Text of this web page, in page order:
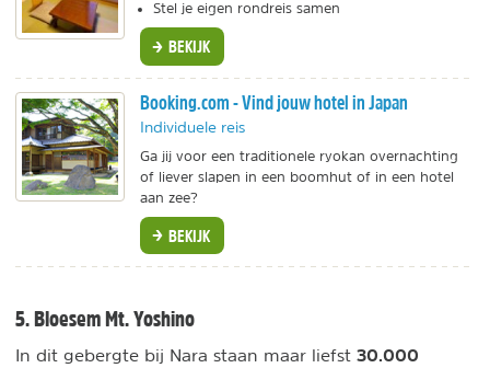
Stel je eigen rondreis samen
BEKIJK
Booking.com - Vind jouw hotel in Japan
Individuele reis
Ga jij voor een traditionele ryokan overnachting
of liever slapen in een boomhut of in een hotel
aan zee?
BEKIJK
5. Bloesem Mt. Yoshino
In dit gebergte bij Nara staan maar liefst 30.000